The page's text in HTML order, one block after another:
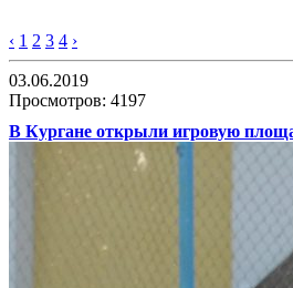
‹ 1 2 3 4 ›
03.06.2019
Просмотров: 4197
В Кургане открыли игровую